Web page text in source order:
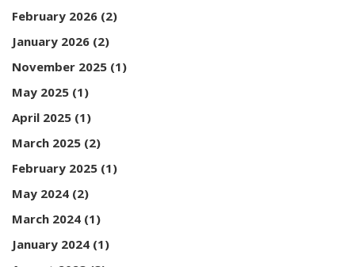
February 2026 (2)
January 2026 (2)
November 2025 (1)
May 2025 (1)
April 2025 (1)
March 2025 (2)
February 2025 (1)
May 2024 (2)
March 2024 (1)
January 2024 (1)